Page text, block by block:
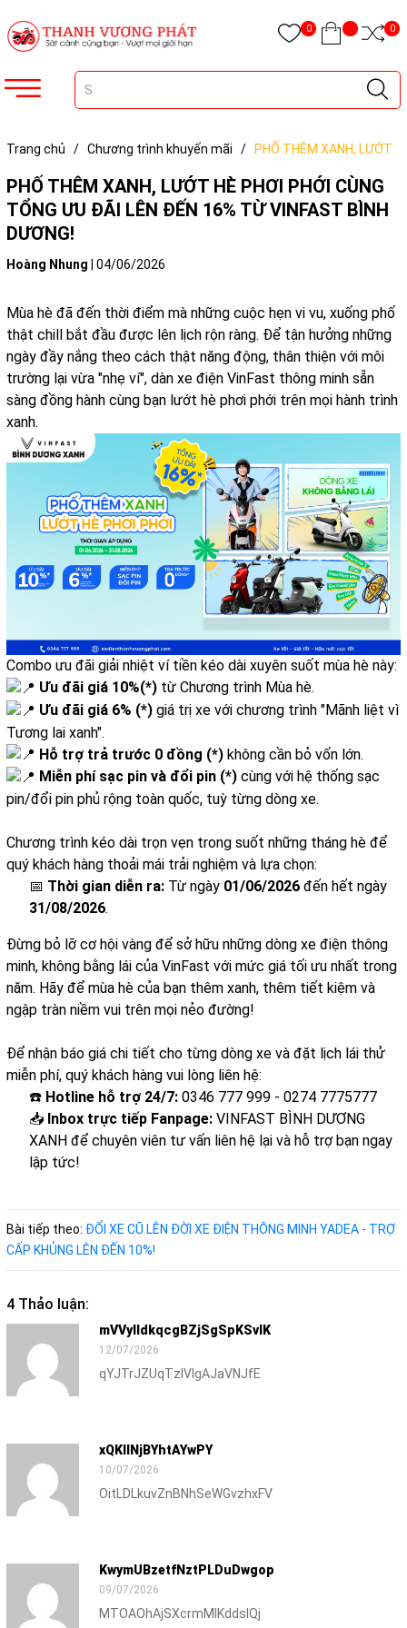
0 0
Trang chủ / Chương trình khuyến mãi /
PHỐ THÊM XANH, LƯỚT
DƯƠNG!
PHỐ THÊM XANH, LƯỚT HÈ PHƠI PHỚI CÙNG
TỔNG ƯU ĐÃI LÊN ĐẾN 16% TỪ VINFAST BÌNH
DƯƠNG!
Hoàng Nhung 04/06/2026
Mùa hè đã đến thời điểm mà những cuộc hẹn vi vu, xuống phố
thật chill bắt đầu được lên lịch rộn ràng. Để tận hưởng những
ngày đầy nắng theo cách thật năng động, thân thiện với môi
trường lại vừa "nhẹ ví", dàn xe điện VinFast thông minh sẵn
sàng đồng hành cùng bạn lướt hè phơi phới trên mọi hành trình
xanh.
Combo ưu đãi giải nhiệt ví tiền kéo dài xuyên suốt mùa hè này:
Ưu đãi giá 10%(*) từ Chương trình Mùa hè.
Ưu đãi giá 6% (*) giá trị xe với chương trình "Mãnh liệt vì
Tương lai xanh".
Hỗ trợ trả trước 0 đồng (*) không cần bỏ vốn lớn.
Miễn phí sạc pin và đổi pin (*) cùng với hệ thống sạc
pin/đổi pin phủ rộng toàn quốc, tuỳ từng dòng xe.
Chương trình kéo dài trọn vẹn trong suốt những tháng hè để
quý khách hàng thoải mái trải nghiệm và lựa chọn:
📅 Thời gian diễn ra: Từ ngày 01/06/2026 đến hết ngày
31/08/2026.
Đừng bỏ lỡ cơ hội vàng để sở hữu những dòng xe điện thông
minh, không bằng lái của VinFast với mức giá tối ưu nhất trong
năm. Hãy để mùa hè của bạn thêm xanh, thêm tiết kiệm và
ngập tràn niềm vui trên mọi nẻo đường!
Để nhận báo giá chi tiết cho từng dòng xe và đặt lịch lái thử
miễn phí, quý khách hàng vui lòng liên hệ:
☎️ Hotline hỗ trợ 24/7: 0346 777 999 - 0274 7775777
📥 Inbox trực tiếp Fanpage: VINFAST BÌNH DƯƠNG
XANH để chuyên viên tư vấn liên hệ lại và hỗ trợ bạn ngay
lập tức!
Bài tiếp theo: ĐỔI XE CŨ LÊN ĐỜI XE ĐIỆN THÔNG MINH YADEA - TRỢ
CẤP KHỦNG LÊN ĐẾN 10%!
4 Thảo luận:
mVVylIdkqcgBZjSgSpKSvlK
12/07/2026
qYJTrJZUqTzlVIgAJaVNJfE
xQKlINjBYhtAYwPY
10/07/2026
OitLDLkuvZnBNhSeWGvzhxFV
KwymUBzetfNztPLDuDwgop
09/07/2026
MTOAOhAjSXcrmMIKddslQj